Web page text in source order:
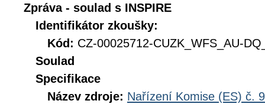
Zpráva - soulad s INSPIRE
Identifikátor zkoušky:
Kód: CZ-00025712-CUZK_WFS_AU-
Soulad
Specifikace
Název zdroje: Nařízení Komise (ES) č.